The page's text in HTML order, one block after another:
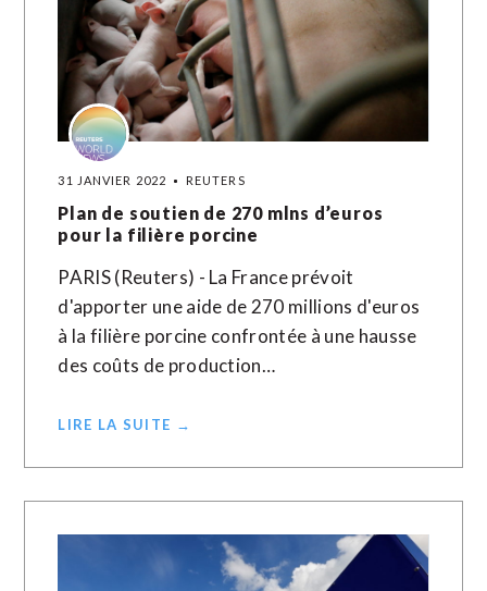
31 JANVIER 2022 REUTERS
Plan de soutien de 270 mlns d’euros
pour la filière porcine
PARIS (Reuters) - La France prévoit
d'apporter une aide de 270 millions d'euros
à la filière porcine confrontée à une hausse
des coûts de production…
LIRE LA SUITE →